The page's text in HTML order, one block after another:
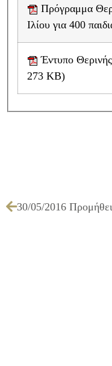
Έντυπο Θερινής Δημιουργικής Απασχόλησης 2016.pdf ( pdf
273 KB)